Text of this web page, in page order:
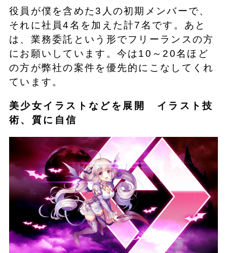
役員が僕を含めた3人の初期メンバーで、
それに社員4名を加えた計7名です。あと
は、業務委託という形でフリーランスの方
にお願いしています。今は10～20名ほど
の方が弊社の案件を優先的にこなしてくれ
ています。
美少女イラストなどを展開 イラスト技
術、質に自信